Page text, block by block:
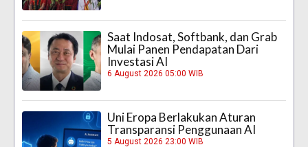
Saat Indosat, Softbank, dan Grab
Mulai Panen Pendapatan Dari
Investasi AI
6 August 2026 05:00 WIB
Uni Eropa Berlakukan Aturan
Transparansi Penggunaan AI
5 August 2026 23:00 WIB